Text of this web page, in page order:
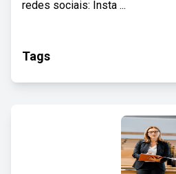
redes sociais: Insta ...
Tags